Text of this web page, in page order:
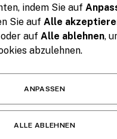
ohne Termin und
7, 2026
Free Tools for Teachers
indem Sie auf
Sie auf Alle
auf Alle ablehnen,
abzulehnen.
ANPASSEN
ALLE ABLEHNEN